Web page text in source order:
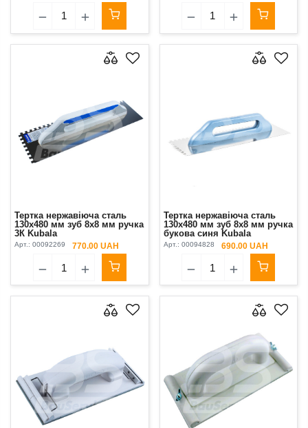
Тертка нержавіюча сталь
130х480 мм зуб 8х8 мм ручка
3К Kubala
Арт.: 00092269 770.00 UAH
Тертка нержавіюча сталь
130х480 мм зуб 8х8 мм ручка
букова синя Kubala
Арт.: 00094828 690.00 UAH